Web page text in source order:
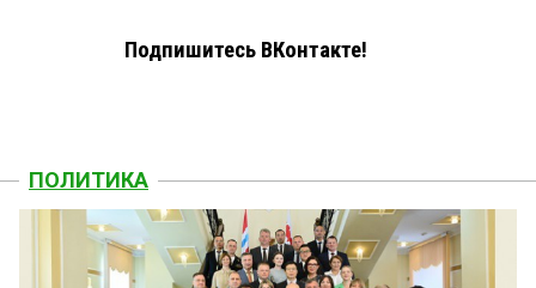
Подпишитесь ВКонтакте!
ПОЛИТИКА